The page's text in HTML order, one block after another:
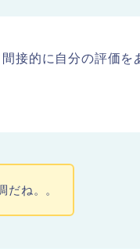
接的に自分の評価を
だね。。